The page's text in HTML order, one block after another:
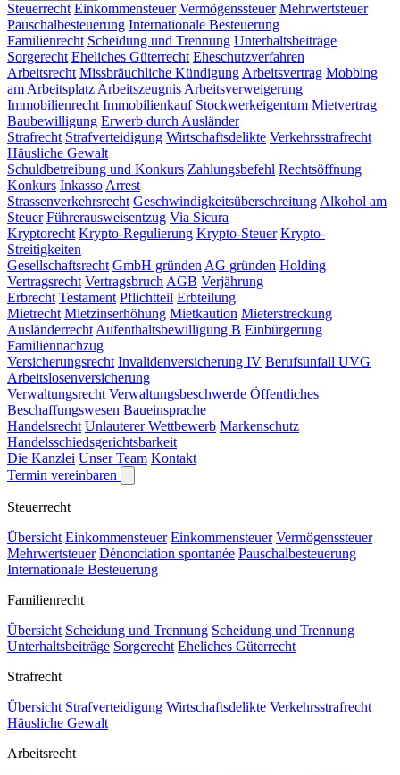
Steuerrecht Einkommensteuer Vermögenssteuer Mehrwertsteuer
Pauschalbesteuerung Internationale Besteuerung
Familienrecht Scheidung und Trennung Unterhaltsbeiträge
Sorgerecht Eheliches Güterrecht Eheschutzverfahren
Arbeitsrecht Missbräuchliche Kündigung Arbeitsvertrag Mobbing
am Arbeitsplatz Arbeitszeugnis Arbeitsverweigerung
Immobilienrecht Immobilienkauf Stockwerkeigentum Mietvertrag
Baubewilligung Erwerb durch Ausländer
Strafrecht Strafverteidigung Wirtschaftsdelikte Verkehrsstrafrecht
Häusliche Gewalt
Schuldbetreibung und Konkurs Zahlungsbefehl Rechtsöffnung
Konkurs Inkasso Arrest
Strassenverkehrsrecht Geschwindigkeitsüberschreitung Alkohol am
Steuer Führerausweisentzug Via Sicura
Kryptorecht Krypto-Regulierung Krypto-Steuer Krypto-
Streitigkeiten
Gesellschaftsrecht GmbH gründen AG gründen Holding
Vertragsrecht Vertragsbruch AGB Verjährung
Erbrecht Testament Pflichtteil Erbteilung
Mietrecht Mietzinserhöhung Mietkaution Mieterstreckung
Ausländerrecht Aufenthaltsbewilligung B Einbürgerung
Familiennachzug
Versicherungsrecht Invalidenversicherung IV Berufsunfall UVG
Arbeitslosenversicherung
Verwaltungsrecht Verwaltungsbeschwerde Öffentliches
Beschaffungswesen Baueinsprache
Handelsrecht Unlauterer Wettbewerb Markenschutz
Handelsschiedsgerichtsbarkeit
Die Kanzlei Unser Team Kontakt
Termin vereinbaren
Steuerrecht
Übersicht Einkommensteuer Einkommensteuer Vermögenssteuer
Mehrwertsteuer Dénonciation spontanée Pauschalbesteuerung
Internationale Besteuerung
Familienrecht
Übersicht Scheidung und Trennung Scheidung und Trennung
Unterhaltsbeiträge Sorgerecht Eheliches Güterrecht
Strafrecht
Übersicht Strafverteidigung Wirtschaftsdelikte Verkehrsstrafrecht
Häusliche Gewalt
Arbeitsrecht